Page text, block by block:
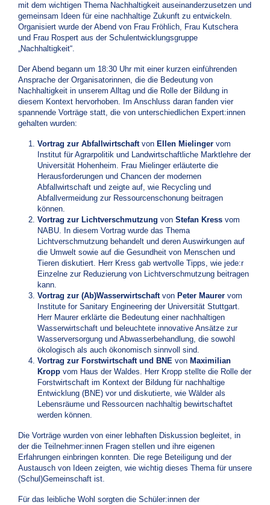
mit dem wichtigen Thema Nachhaltigkeit auseinanderzusetzen und
gemeinsam Ideen für eine nachhaltige Zukunft zu entwickeln.
Organisiert wurde der Abend von Frau Fröhlich, Frau Kutschera
und Frau Rospert aus der Schulentwicklungsgruppe
„Nachhaltigkeit“.
Der Abend begann um 18:30 Uhr mit einer kurzen einführenden
Ansprache der Organisatorinnen, die die Bedeutung von
Nachhaltigkeit in unserem Alltag und die Rolle der Bildung in
diesem Kontext hervorhoben. Im Anschluss daran fanden vier
spannende Vorträge statt, die von unterschiedlichen Expert:innen
gehalten wurden:
Vortrag zur Abfallwirtschaftvon Ellen Mielinger vom
Institut für Agrarpolitik und Landwirtschaftliche Marktlehre der
Universität Hohenheim. Frau Mielinger erläuterte die
Herausforderungen und Chancen der modernen
Abfallwirtschaft und zeigte auf, wie Recycling und
Abfallvermeidung zur Ressourcenschonung beitragen
können.
Vortrag zur Lichtverschmutzung von Stefan Kress vom
NABU. In diesem Vortrag wurde das Thema
Lichtverschmutzung behandelt und deren Auswirkungen auf
die Umwelt sowie auf die Gesundheit von Menschen und
Tieren diskutiert. Herr Kress gab wertvolle Tipps, wie jede:r
Einzelne zur Reduzierung von Lichtverschmutzung beitragen
kann.
Vortrag zur (Ab)Wasserwirtschaftvon Peter Maurer vom
Institute for Sanitary Engineering der Universität Stuttgart.
Herr Maurer erklärte die Bedeutung einer nachhaltigen
Wasserwirtschaft und beleuchtete innovative Ansätze zur
Wasserversorgung und Abwasserbehandlung, die sowohl
ökologisch als auch ökonomisch sinnvoll sind.
Vortrag zur Forstwirtschaft und BNE von Maximilian
Kropp vom Haus der Waldes. Herr Kropp stellte die Rolle der
Forstwirtschaft im Kontext der Bildung für nachhaltige
Entwicklung (BNE) vor und diskutierte, wie Wälder als
Lebensräume und Ressourcen nachhaltig bewirtschaftet
werden können.
Die Vorträge wurden von einer lebhaften Diskussion begleitet, in
der die Teilnehmer:innen Fragen stellen und ihre eigenen
Erfahrungen einbringen konnten. Die rege Beteiligung und der
Austausch von Ideen zeigten, wie wichtig dieses Thema für unsere
(Schul)Gemeinschaft ist.
Für das leibliche Wohl sorgten die Schüler:innen der